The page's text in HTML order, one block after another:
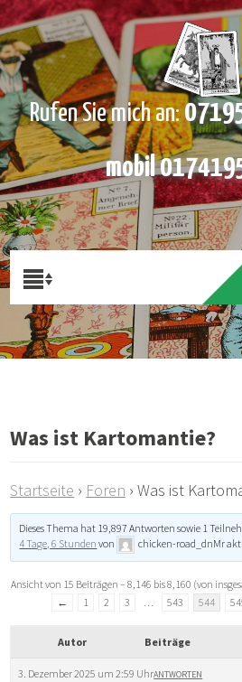
Rufen Sie mich an:
mobil
Was ist Kartomantie?
Startseite › Foren › Was ist
Dieses Thema hat 19,897 Antworten sowie 1
4 Tage, 6 Stunden von chicken-road_dnMr
Ansicht von 15 Beiträgen – 8,146 bis 8,160 (von
←
1 2 3 … 543 544
Autor Beiträge
3. Dezember 2025 um 2:59 UhrANTWORTEN